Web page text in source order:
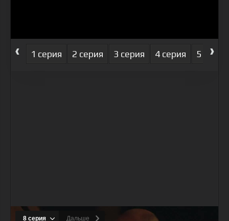
‹ 1 серия 2 серия 3 серия 4 серия 5 серия
›